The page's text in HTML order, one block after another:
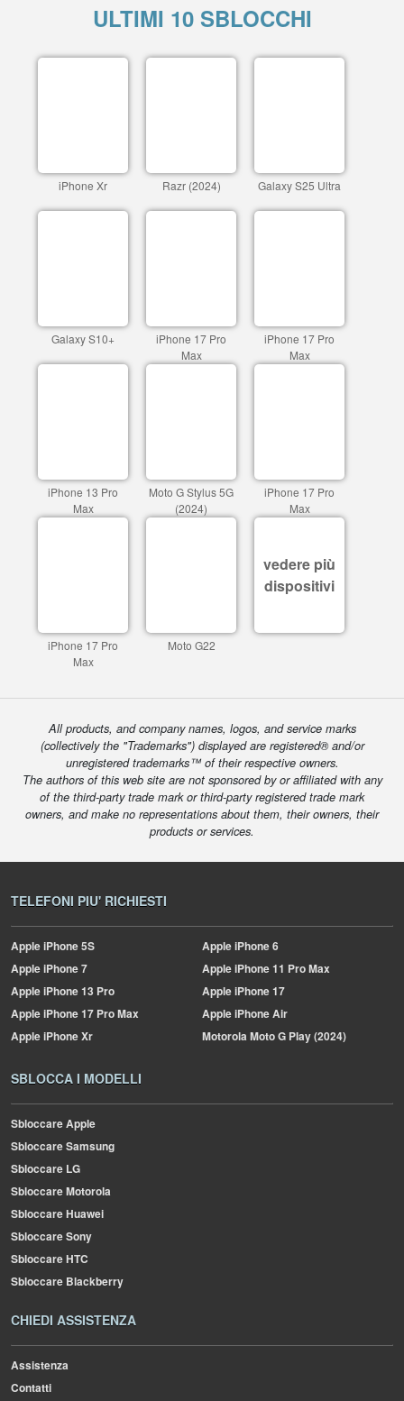
ULTIMI 10 SBLOCCHI
iPhone Xr Razr (2024) Galaxy S25 Ultra
Galaxy S10+
iPhone 17 Pro
Max
iPhone 17 Pro
Max
iPhone 13 Pro
Max
Moto G Stylus 5G
(2024)
iPhone 17 Pro
Max
iPhone 17 Pro
Max
Moto G22
vedere più
dispositivi
All products, and company names, logos, and service marks
(collectively the "Trademarks") displayed are registered® and/or
unregistered trademarks™ of their respective owners.
The authors of this web site are not sponsored by or affiliated with any
of the third-party trade mark or third-party registered trade mark
owners, and make no representations about them, their owners, their
products or services.
TELEFONI PIU' RICHIESTI
AppleiPhone 5S AppleiPhone 6
AppleiPhone 7 AppleiPhone 11 Pro Max
AppleiPhone 13 Pro AppleiPhone 17
AppleiPhone 17 Pro Max AppleiPhone Air
AppleiPhone Xr MotorolaMoto G Play (2024)
SBLOCCA I MODELLI
Sbloccare Apple
Sbloccare Samsung
Sbloccare LG
Sbloccare Motorola
Sbloccare Huawei
Sbloccare Sony
Sbloccare HTC
Sbloccare Blackberry
CHIEDI ASSISTENZA
Assistenza
Contatti